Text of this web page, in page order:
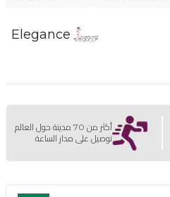
Elegance
أكثر من 70 مدينة حول العالم
توصيل على مدار الساعة